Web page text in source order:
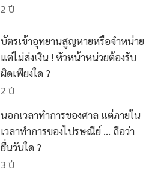
2 ปี
บัตรเข้าอุทยานสูญหายหรือจำหน่าย
แต่ไม่ส่งเงิน ! หัวหน้าหน่วยต้องรับ
ผิดเพียงใด ?
2 ปี
นอกเวลาทำการของศาล แต่ภายใน
เวลาทำการของไปรษณีย์ ... ถือว่า
ยื่นวันใด ?
3 ปี